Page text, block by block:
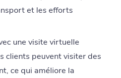
et les efforts
une visite virtuelle
clients peuvent visiter des
ce qui améliore la